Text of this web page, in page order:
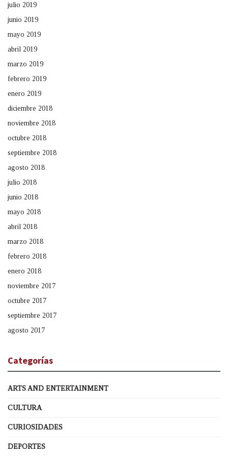
julio 2019
junio 2019
mayo 2019
abril 2019
marzo 2019
febrero 2019
enero 2019
diciembre 2018
noviembre 2018
octubre 2018
septiembre 2018
agosto 2018
julio 2018
junio 2018
mayo 2018
abril 2018
marzo 2018
febrero 2018
enero 2018
noviembre 2017
octubre 2017
septiembre 2017
agosto 2017
Categorías
ARTS AND ENTERTAINMENT
CULTURA
CURIOSIDADES
DEPORTES